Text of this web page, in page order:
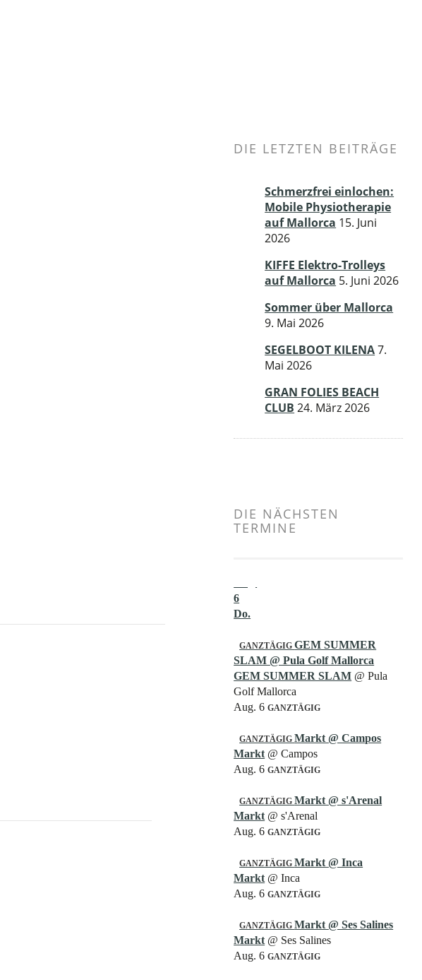
DIE LETZTEN BEITRÄGE
Schmerzfrei einlochen:
Mobile Physiotherapie
auf Mallorca 15. Juni
2026
KIFFE Elektro-Trolleys
auf Mallorca 5. Juni 2026
Sommer über Mallorca
9. Mai 2026
SEGELBOOT KILENA7.
Mai 2026
GRAN FOLIES BEACH
CLUB 24. März 2026
DIE NÄCHSTEN
TERMINE
6
Do.
GANZTÄGIGGEM SUMMER
SLAM @ Pula Golf Mallorca
GEM SUMMER SLAM @ Pula
Golf Mallorca
Aug. 6GANZTÄGIG
GANZTÄGIGMarkt @ Campos
Markt @ Campos
Aug. 6GANZTÄGIG
GANZTÄGIGMarkt @ s'Arenal
Markt @ s'Arenal
Aug. 6GANZTÄGIG
GANZTÄGIGMarkt @ Inca
Markt @ Inca
Aug. 6GANZTÄGIG
GANZTÄGIGMarkt @ Ses Salines
Markt @ Ses Salines
Aug. 6GANZTÄGIG